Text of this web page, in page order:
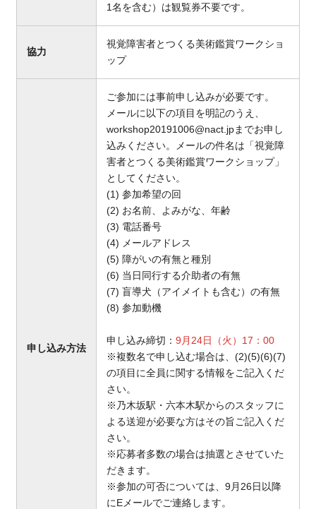
1名を含む）は観覧券不要です。
協力
視覚障害者とつくる美術鑑賞ワークショ
ップ
申し込み方法
ご参加には事前申し込みが必要です。
メールに以下の項目を明記のうえ、
workshop20191006@nact.jpまでお申し
込みください。メールの件名は「視覚障
害者とつくる美術鑑賞ワークショップ」
としてください。
(1) 参加希望の回
(2) お名前、よみがな、年齢
(3) 電話番号
(4) メールアドレス
(5) 障がいの有無と種別
(6) 当日同行する介助者の有無
(7) 盲導犬（アイメイトも含む）の有無
(8) 参加動機
申し込み締切： 9月24日（火）17：00
※複数名で申し込む場合は、(2)(5)(6)(7)
の項目に全員に関する情報をご記入くだ
さい。
※乃木坂駅・六本木駅からのスタッフに
よる送迎が必要な方はその旨ご記入くだ
さい。
※応募者多数の場合は抽選とさせていた
だきます。
※参加の可否については、9月26日以降
にEメールでご連絡します。